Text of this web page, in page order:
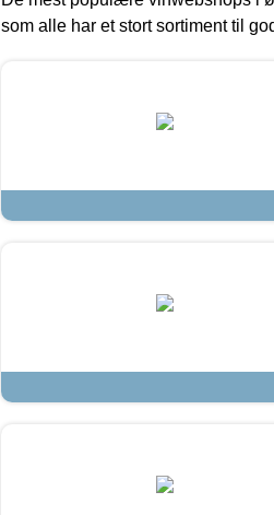
som alle har et stort sortiment til